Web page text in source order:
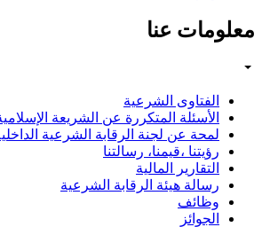
معلومات عنا
الفتاوى الشرعية
الأسئلة المتكررة عن الشريعة الإسلامية
لمحة عن لجنة الرقابة الشرعية الداخلية
رؤيتنا ،قيمنا، رسالتنا
التقارير المالية
رسالة هيئة الرقابة الشرعية
وظائف
الجوائز